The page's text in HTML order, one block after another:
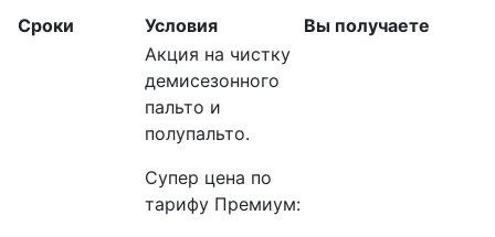
Сроки Условия Вы получаете
Акция на чистку
демисезонного
пальто и
полупальто.
Супер цена по
тарифу Премиум: